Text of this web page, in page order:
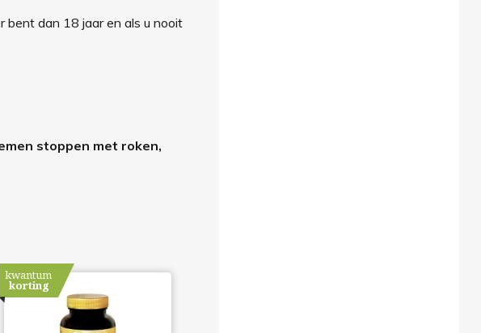
bent dan 18 jaar en als u nooit
stoppen met roken,
kwantum
korting